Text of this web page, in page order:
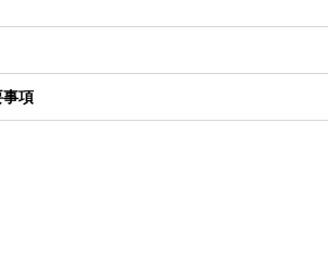
項